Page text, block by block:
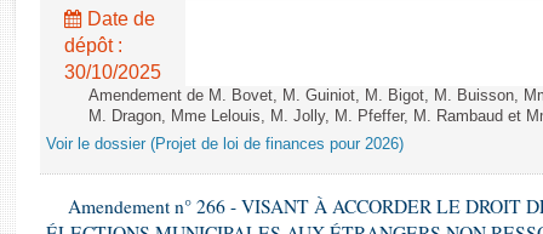
Rapports sur l'application des lois
Baromètre de l’application des lois
Dossiers législatifs
Budget et sécurité sociale
Questions écrites et orales
Comptes rendus des débats
Date de
dépôt :
30/10/2025
Amendement de M. Bovet, M. Guiniot, M. Bigot, M. Buisson,
M. Dragon, Mme Lelouis, M. Jolly, M. Pfeffer, M. Rambaud et
Voir le dossier (Projet de loi de finances pour 2026)
Amendement n° 266 - VISANT À ACCORDER LE DROIT